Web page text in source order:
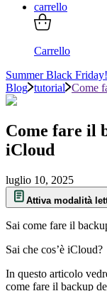
carrello
Carrello
Summer Black
Blog tutorial Come
Come fare il
iCloud
luglio 10, 2025
Attiva modalità
Sai come fare il
Sai che cos’è iCloud?
In questo articolo
come fare il backup